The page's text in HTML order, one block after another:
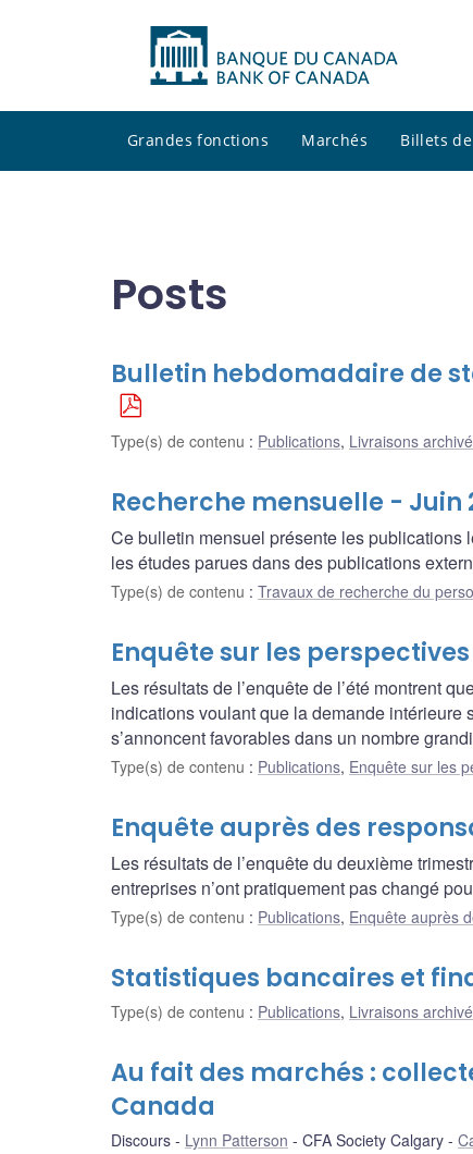
Grandes fonctions Marchés Billets
Posts
Bulletin hebdomadaire de
Type(s) de contenu : Publications, Livraisons
Recherche mensuelle - Juin
Ce bulletin mensuel présente les publications
les études parues dans des publications
Type(s) de contenu : Travaux de recherche du
Enquête sur les
Les résultats de l’enquête de l’été montrent
indications voulant que la demande intérieure
s’annoncent favorables dans un nombre
Type(s) de contenu : Publications, Enquête sur les
Enquête auprès des
Les résultats de l’enquête du deuxième
entreprises n’ont pratiquement pas changé
Type(s) de contenu : Publications, Enquête auprès
Statistiques bancaires et
Type(s) de contenu : Publications, Livraisons
Au fait des marchés :
Canada
Discours Lynn Patterson CFA Society Calgary